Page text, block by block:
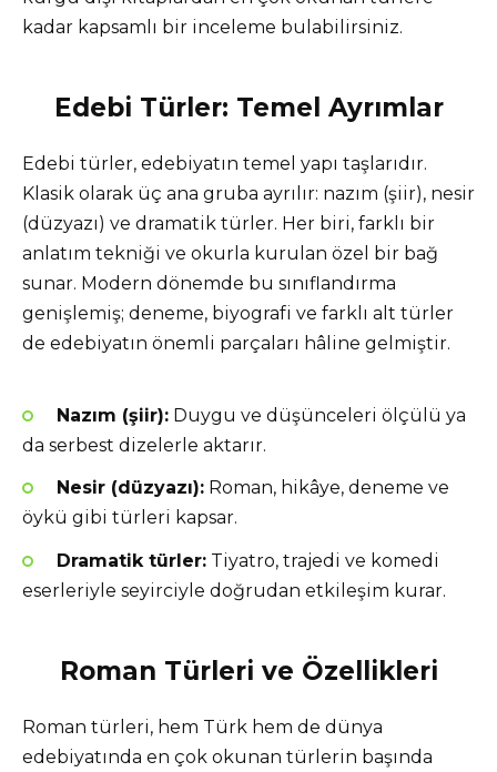
kadar kapsamlı bir inceleme bulabilirsiniz.
Edebi Türler: Temel Ayrımlar
Edebi türler, edebiyatın temel yapı taşlarıdır.
Klasik olarak üç ana gruba ayrılır: nazım (şiir), nesir
(düzyazı) ve dramatik türler. Her biri, farklı bir
anlatım tekniği ve okurla kurulan özel bir bağ
sunar. Modern dönemde bu sınıflandırma
genişlemiş; deneme, biyografi ve farklı alt türler
de edebiyatın önemli parçaları hâline gelmiştir.
Nazım (şiir):Duygu ve düşünceleri ölçülü ya
da serbest dizelerle aktarır.
Nesir (düzyazı):Roman, hikâye, deneme ve
öykü gibi türleri kapsar.
Dramatik türler:Tiyatro, trajedi ve komedi
eserleriyle seyirciyle doğrudan etkileşim kurar.
Roman Türleri ve Özellikleri
Roman türleri, hem Türk hem de dünya
edebiyatında en çok okunan türlerin başında